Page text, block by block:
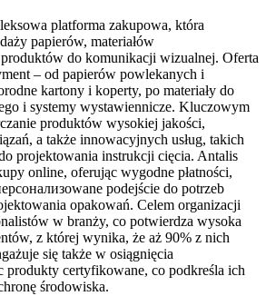
platforma zakupowa, która
papierów, materiałów
do komunikacji wizualnej. Oferta
– od papierów powlekanych i
kartony i koperty, po materiały do
i systemy wystawiennicze. Kluczowym
produktów wysokiej jakości,
a także innowacyjnych usług, takich
projektowania instrukcji cięcia. Antalis
online, oferując wygodne płatności,
podejście do potrzeb
opakowań. Celem organizacji
w branży, co potwierdza wysoka
z której wynika, że aż 90% z nich
się także w osiągnięcia
produkty certyfikowane, co podkreśla ich
środowiska.